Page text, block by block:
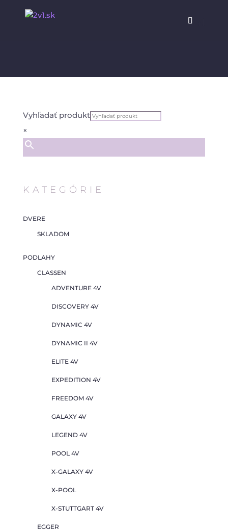
Vyhľadať produkt
×
KATEGÓRIE
DVERE
SKLADOM
PODLAHY
CLASSEN
ADVENTURE 4V
DISCOVERY 4V
DYNAMIC 4V
DYNAMIC II 4V
ELITE 4V
EXPEDITION 4V
FREEDOM 4V
GALAXY 4V
LEGEND 4V
POOL 4V
X-GALAXY 4V
X-POOL
X-STUTTGART 4V
EGGER